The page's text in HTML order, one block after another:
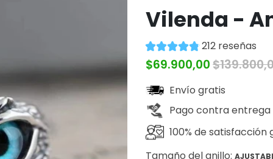
Vilenda -
212 reseñas
$69.900,00
Envío gratis
Pago contra entrega
100% de satisfacción
Tamaño del anillo: